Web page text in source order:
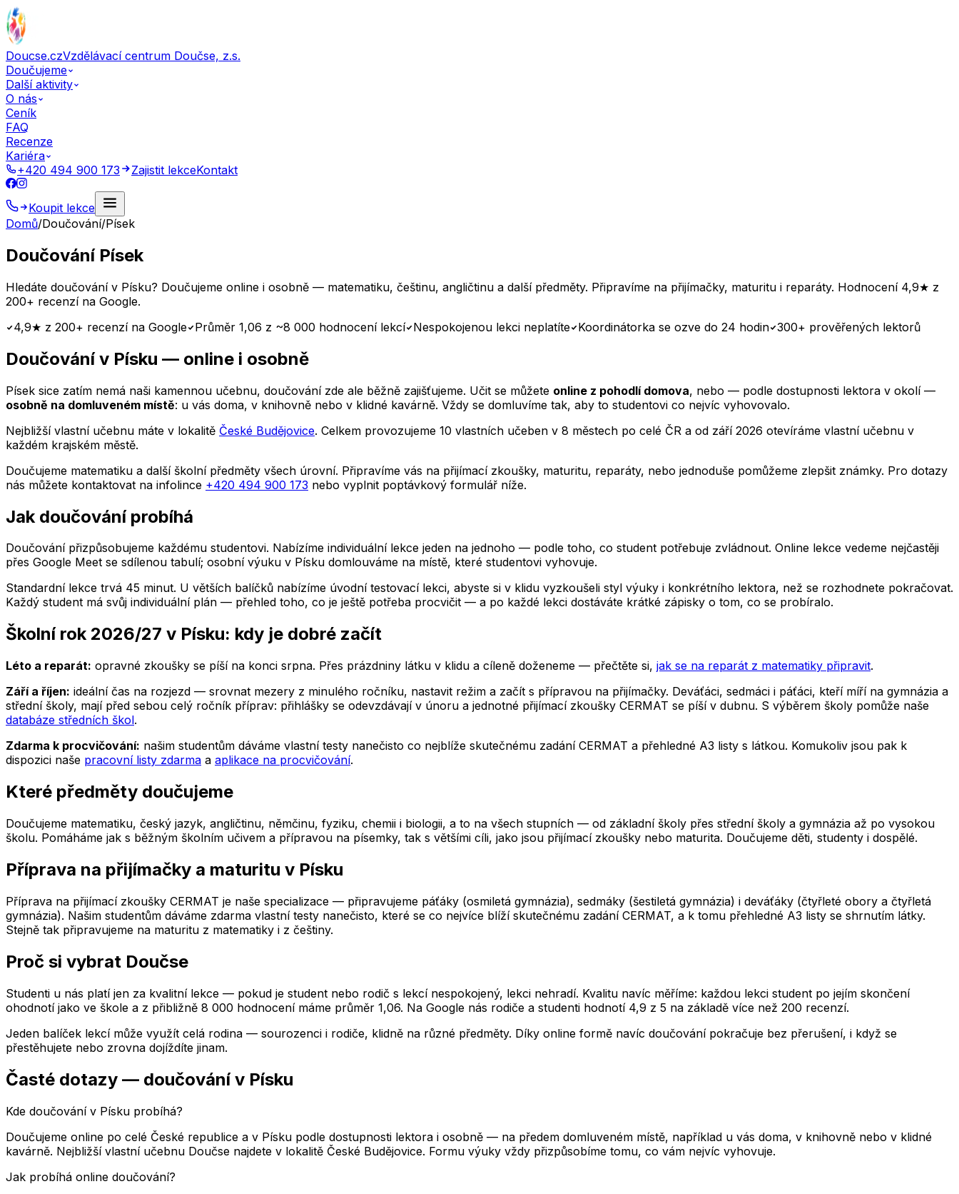
Doucse.czVzdělávací centrum Doučse, z.s.
Doučujeme
Další aktivity
O nás
Ceník
FAQ
Recenze
Kariéra
+420 494 900 173
Zajistit lekceKontakt
Koupit lekce
Domů/Doučování/Písek
Doučování Písek
Hledáte doučování v Písku? Doučujeme online i osobně — matematiku, češtinu, angličtinu a další předměty. Připravíme na přijímačky, maturitu i reparáty. Hodnocení 4,9★ z
200+ recenzí na Google.
4,9★ z 200+ recenzí na Google Průměr 1,06 z ~8 000 hodnocení lekcí Nespokojenou lekci neplatíte Koordinátorka se ozve do 24 hodin 300+ prověřených lektorů
Doučovánív Písku — online i osobně
Písek sice zatím nemá naši kamennou učebnu, doučování zde ale běžně zajišťujeme. Učit se můžete online z pohodlí domova, nebo — podle dostupnosti lektora v okolí —
osobně na domluveném místě: u vás doma, v knihovně nebo v klidné kavárně. Vždy se domluvíme tak, aby to studentovi co nejvíc vyhovovalo.
Nejbližší vlastní učebnu máte v lokalitě České Budějovice. Celkem provozujeme 10 vlastních učeben v 8 městech po celé ČR a od září 2026 otevíráme vlastní učebnu v
každém krajském městě.
Doučujeme matematiku a další školní předměty všech úrovní. Připravíme vás na přijímací zkoušky, maturitu, reparáty, nebo jednoduše pomůžeme zlepšit známky. Pro dotazy
nás můžete kontaktovat na infolince +420 494 900 173 nebo vyplnit poptávkový formulář níže.
Jak doučování probíhá
Doučování přizpůsobujeme každému studentovi. Nabízíme individuální lekce jeden na jednoho — podle toho, co student potřebuje zvládnout. Online lekce vedeme nejčastěji
přes Google Meet se sdílenou tabulí; osobní výuku v Písku domlouváme na místě, které studentovi vyhovuje.
Standardní lekce trvá 45 minut. U větších balíčků nabízíme úvodní testovací lekci, abyste si v klidu vyzkoušeli styl výuky i konkrétního lektora, než se rozhodnete pokračovat.
Každý student má svůj individuální plán — přehled toho, co je ještě potřeba procvičit — a po každé lekci dostáváte krátké zápisky o tom, co se probíralo.
Školní rok 2026/27 v Písku: kdy je dobré začít
Léto a reparát: opravné zkoušky se píší na konci srpna. Přes prázdniny látku v klidu a cíleně doženeme — přečtěte si, jak se na reparát z matematiky připravit.
Září a říjen: ideální čas na rozjezd — srovnat mezery z minulého ročníku, nastavit režim a začít s přípravou na přijímačky. Deváťáci, sedmáci i páťáci, kteří míří na gymnázia a
střední školy, mají před sebou celý ročník příprav: přihlášky se odevzdávají v únoru a jednotné přijímací zkoušky CERMAT se píší v dubnu. S výběrem školy pomůže naše
databáze středních škol.
Zdarma k procvičování: našim studentům dáváme vlastní testy nanečisto co nejblíže skutečnému zadání CERMAT a přehledné A3 listy s látkou. Komukoliv jsou pak k
dispozici naše pracovní listy zdarma a aplikace na procvičování.
Které předměty doučujeme
Doučujeme matematiku, český jazyk, angličtinu, němčinu, fyziku, chemii i biologii, a to na všech stupních — od základní školy přes střední školy a gymnázia až po vysokou
školu. Pomáháme jak s běžným školním učivem a přípravou na písemky, tak s většími cíli, jako jsou přijímací zkoušky nebo maturita. Doučujeme děti, studenty i dospělé.
Příprava na přijímačky a maturitu v Písku
Příprava na přijímací zkoušky CERMAT je naše specializace — připravujeme páťáky (osmiletá gymnázia), sedmáky (šestiletá gymnázia) i deváťáky (čtyřleté obory a čtyřletá
gymnázia). Našim studentům dáváme zdarma vlastní testy nanečisto, které se co nejvíce blíží skutečnému zadání CERMAT, a k tomu přehledné A3 listy se shrnutím látky.
Stejně tak připravujeme na maturitu z matematiky i z češtiny.
Proč si vybrat Doučse
Studenti u nás platí jen za kvalitní lekce — pokud je student nebo rodič s lekcí nespokojený, lekci nehradí. Kvalitu navíc měříme: každou lekci student po jejím skončení
ohodnotí jako ve škole a z přibližně 8 000 hodnocení máme průměr 1,06. Na Google nás rodiče a studenti hodnotí 4,9 z 5 na základě více než 200 recenzí.
Jeden balíček lekcí může využít celá rodina — sourozenci i rodiče, klidně na různé předměty. Díky online formě navíc doučování pokračuje bez přerušení, i když se
přestěhujete nebo zrovna dojíždíte jinam.
Časté dotazy — doučovánív Písku
Kde doučování v Písku probíhá?
Doučujeme online po celé České republice a v Písku podle dostupnosti lektora i osobně — na předem domluveném místě, například u vás doma, v knihovně nebo v klidné
kavárně. Nejbližší vlastní učebnu Doučse najdete v lokalitě České Budějovice. Formu výuky vždy přizpůsobíme tomu, co vám nejvíc vyhovuje.
Jak probíhá online doučování?